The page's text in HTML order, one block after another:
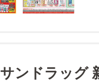
サンドラッグ